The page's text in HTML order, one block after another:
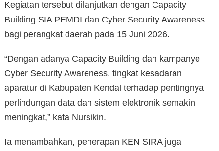
Kegiatan tersebut dilanjutkan dengan Capacity
Building SIA PEMDI dan Cyber Security Awareness
bagi perangkat daerah pada 15 Juni 2026.
“Dengan adanya Capacity Building dan kampanye
Cyber Security Awareness, tingkat kesadaran
aparatur di Kabupaten Kendal terhadap pentingnya
perlindungan data dan sistem elektronik semakin
meningkat,” kata Nursikin.
Ia menambahkan, penerapan KEN SIRA juga